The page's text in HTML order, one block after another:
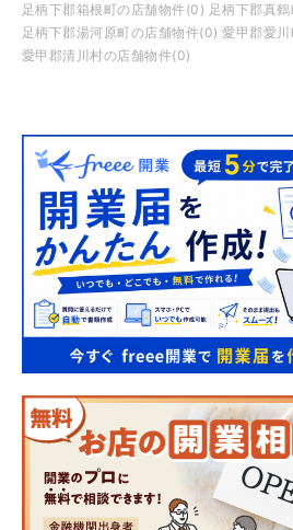
足柄下郡箱根町の店舗物件(0) 足柄下郡真
足柄下郡湯河原町の店舗物件(0) 愛甲郡愛
愛甲郡清川村の店舗物件(0)